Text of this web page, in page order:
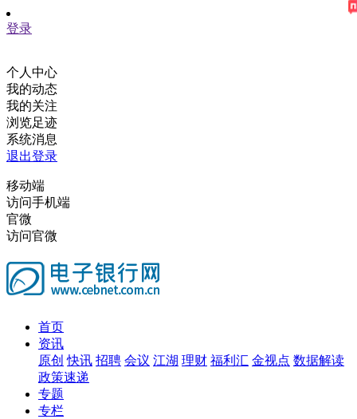
登录
个人中心
我的动态
我的关注
浏览足迹
系统消息
退出登录
移动端
访问手机端
官微
访问官微
首页
资讯
原创 快讯 招聘 会议 江湖 理财 福利汇 金视点 数据解读
政策速递
专题
专栏